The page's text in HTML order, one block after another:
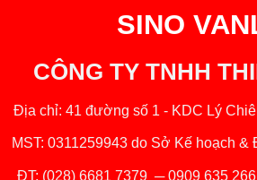
SINO
CÔNG TY TNHH
Địa chỉ: 41 đường số 1 - KDC Lý
MST: 0311259943 do Sở Kế hoạch
ĐT: (028) 6681 7379 ─0909 635 266